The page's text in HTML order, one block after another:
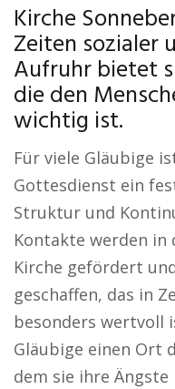
Kirche
Zeiten sozialer
Aufruhr bietet
die den
wichtig ist.
Für viele Gläubige
Gottesdienst ein
Struktur und
Kontakte werden in
Kirche gefördert
geschaffen, das in
besonders wertvoll
Gläubige einen Ort
dem sie ihre